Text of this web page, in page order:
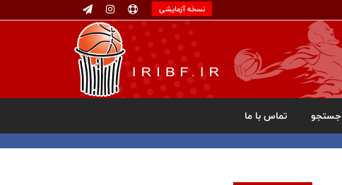
نسخه آزمایشی
جستجو تماس با ما